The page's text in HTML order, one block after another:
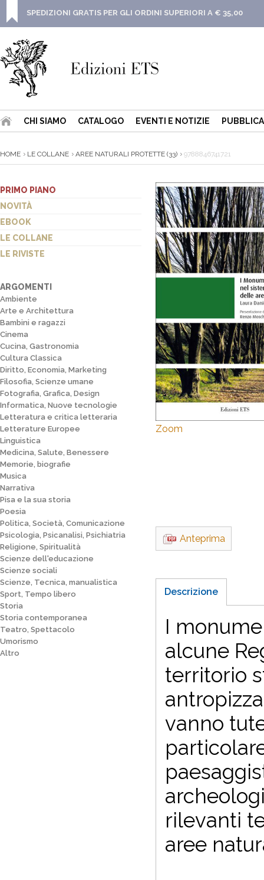
SPEDIZIONI GRATIS PER GLI ORDINI SUPERIORI A € 35,00
CHI SIAMO CATALOGO EVENTI E NOTIZIE
HOME LE COLLANE AREE NATURALI PROTETTE (33) 9788846741721
PRIMO PIANO
NOVITÀ
EBOOK
LE COLLANE
LE RIVISTE
ARGOMENTI
Ambiente
Arte e Architettura
Bambini e ragazzi
Cinema
Cucina, Gastronomia
Cultura Classica
Diritto, Economia, Marketing
Filosofia, Scienze umane
Fotografia, Grafica, Design
Informatica, Nuove tecnologie
Letteratura e critica letteraria
Letterature Europee
Linguistica
Medicina, Salute, Benessere
Memorie, biografie
Musica
Narrativa
Pisa e la sua storia
Poesia
Politica, Società, Comunicazione
Psicologia, Psicanalisi, Psichiatria
Religione, Spiritualità
Scienze dell'educazione
Scienze sociali
Scienze, Tecnica, manualistica
Sport, Tempo libero
Storia
Storia contemporanea
Teatro, Spettacolo
Umorismo
Altro
Zoom
Anteprima
Descrizione
I
alcune
territorio
vanno
rilevanti
aree